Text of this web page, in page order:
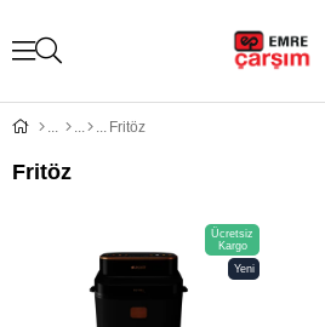
Fritöz
Fritöz
Ücretsiz
Kargo
Yeni